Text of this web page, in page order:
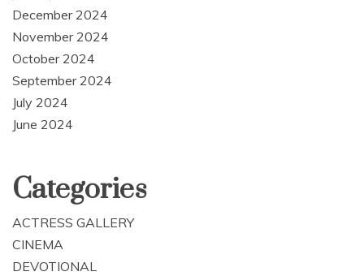
December 2024
November 2024
October 2024
September 2024
July 2024
June 2024
Categories
ACTRESS GALLERY
CINEMA
DEVOTIONAL